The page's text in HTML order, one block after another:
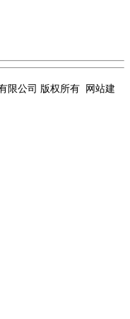
限公司 版权所有 网站建